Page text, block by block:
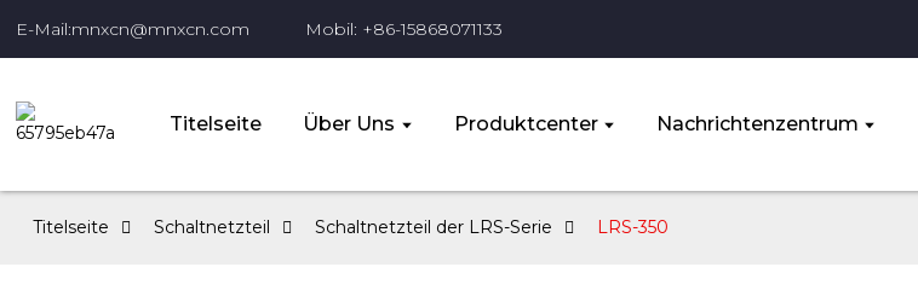
E-Mail:mnxcn@mnxcn.com Mobil: +86-15868071133
Titelseite Über Uns Produktcenter Nachrichtenzentrum
Titelseite Schaltnetzteil Schaltnetzteil der LRS-Serie LRS-350